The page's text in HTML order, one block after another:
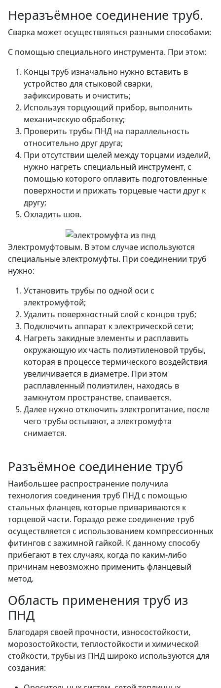
Неразъёмное соединение труб.
Сварка может осуществляться разными способами:
С помощью специального инструмента. При этом:
Концы труб изначально нужно вставить в
устройство для стыковой сварки,
зафиксировать и очистить;
Используя торцующий прибор, выполнить
механическую обработку;
Проверить трубы ПНД на параллельность
относительно друг друга;
При отсутствии щелей между торцами изделий,
нужно нагреть специальный инструмент, с
помощью которого оплавить подготовленные
поверхности и прижать торцевые части друг к
другу;
Охладить шов.
Электромуфтовым. В этом случае используются
специальные электромуфты. При соединении труб
нужно:
Установить трубы по одной оси с
электромуфтой;
Удалить поверхностный слой с концов труб;
Подключить аппарат к электрической сети;
Нагреть закидные элементы и расплавить
окружающую их часть полиэтиленовой трубы,
которая в процессе термического воздействия
увеличивается в диаметре. При этом
расплавленный полиэтилен, находясь в
замкнутом пространстве, спаивается.
Далее нужно отключить электропитание, после
чего трубы остывают, а электромуфта
снимается.
Разъёмное соединение труб
Наибольшее распространение получила
технология соединения труб ПНД с помощью
стальных фланцев, которые привариваются к
торцевой части. Гораздо реже соединение труб
осуществляется с использованием компрессионных
фитингов с зажимной гайкой. К данному способу
прибегают в тех случаях, когда по каким-либо
причинам невозможно применить фланцевый
метод.
Область применения труб из
ПНД
Благодаря своей прочности, износостойкости,
морозостойкости, теплостойкости и химической
стойкости, трубы из ПНД широко используются для
создания: